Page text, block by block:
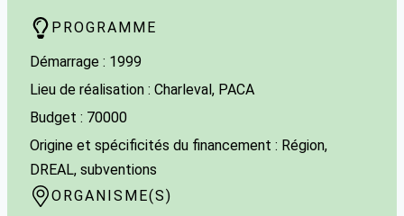
PROGRAMME
Démarrage : 1999
Lieu de réalisation : Charleval, PACA
Budget : 70000
Origine et spécificités du financement : Région,
DREAL, subventions
ORGANISME(S)